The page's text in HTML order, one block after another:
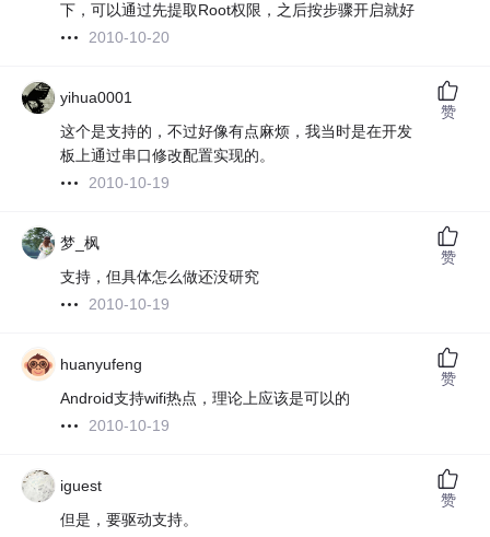
下，可以通过先提取Root权限，之后按步骤开启就好
2010-10-20
yihua0001
这个是支持的，不过好像有点麻烦，我当时是在开发
板上通过串口修改配置实现的。
2010-10-19
赞
梦_枫
支持，但具体怎么做还没研究
2010-10-19
赞
huanyufeng
Android支持wifi热点，理论上应该是可以的
2010-10-19
赞
iguest
但是，要驱动支持。
赞